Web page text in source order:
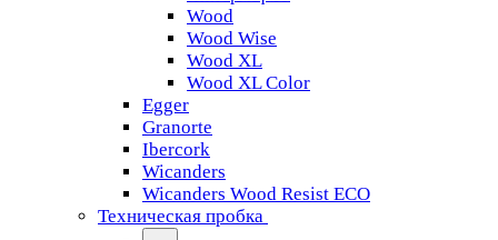
Wood
Wood Wise
Wood XL
Wood XL Color
Egger
Granorte
Ibercork
Wicanders
Wicanders Wood Resist ECO
Техническая пробка